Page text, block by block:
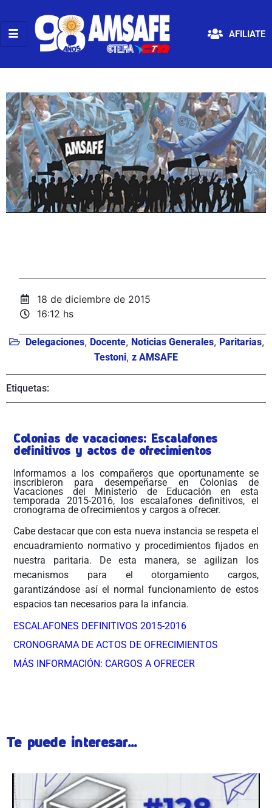
AFILIATE
18 de diciembre de 2015
16:12 hs
Delegaciones, Docente, Noticias Generales, Paritarias,
Testoni, z AMSAFE
Etiquetas:
Colonias de vacaciones: Escalafones
definitivos y actos de ofrecimientos
Informamos a los compañeros que oportunamente se
inscribieron para desempeñarse en Colonias de
Vacaciones del Ministerio de Educación en esta
temporada 2015-2016, los escalafones definitivos, el
cronograma de ofrecimientos y cargos a ofrecer.
Cabe destacar que con esta nueva instancia se respeta el
encuadramiento normativo y procedimientos fijados en
nuestra paritaria. De esta manera, se agilizan los
mecanismos para el otorgamiento cargos,
garantizándose así el normal funcionamiento de estos
espacios tan necesarios para la infancia.
ESCALAFONES DEFINITIVOS 2015-2016
CRONOGRAMA DE ACTOS DE OFRECIMIENTOS
MÁS INFORMACIÓN: CARGOS A OFRECER
Te puede interesar...